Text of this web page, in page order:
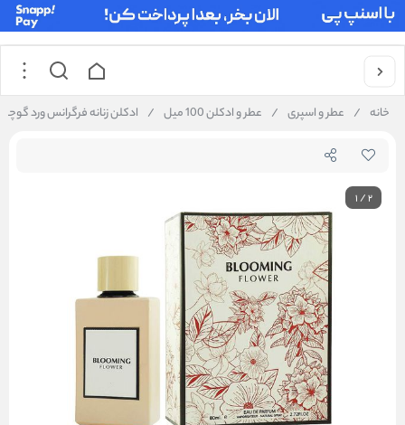
خانه / عطر و اسپری / عطر و ادکلن 100 میل / ادکلن زنانه فرگرانس ورد گوچی
1/2